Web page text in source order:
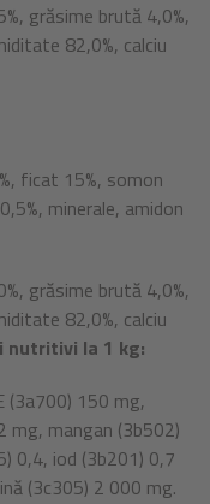
grăsime brută 4,0%,
82,0%, calciu
ficat 15%, somon
minerale, amidon
grăsime brută 4,0%,
82,0%, calciu
nutritivi la 1 kg:
(3a700) 150 mg,
mg, mangan (3b502)
0,4, iod (3b201) 0,7
(3c305) 2 000 mg.